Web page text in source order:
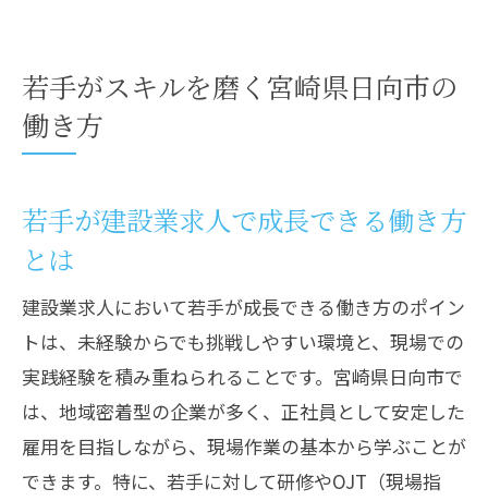
若手がスキルを磨く宮崎県日向市の
働き方
若手が建設業求人で成長できる働き方
とは
建設業求人において若手が成長できる働き方のポイン
トは、未経験からでも挑戦しやすい環境と、現場での
実践経験を積み重ねられることです。宮崎県日向市で
は、地域密着型の企業が多く、正社員として安定した
雇用を目指しながら、現場作業の基本から学ぶことが
できます。特に、若手に対して研修やOJT（現場指